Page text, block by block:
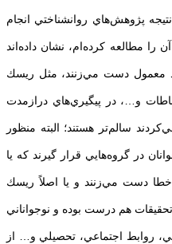
پژوهش‌هاي روانشناختي انجام
مطالعه كرده‌ام، نشان داده‌اند
معمول دست مي‌زنند، مثل ريسك
و…، در پيگيري‌هاي درازمدت
سالم‌تر هستند؛ البته منظور
در گروه‌هايي قرار گيرند كه يا
خطا دست مي‌زنند و يا اصلاً ريسك
هم درست بوده و نوجواناني
روابط اجتماعي، تحصيلي و… از